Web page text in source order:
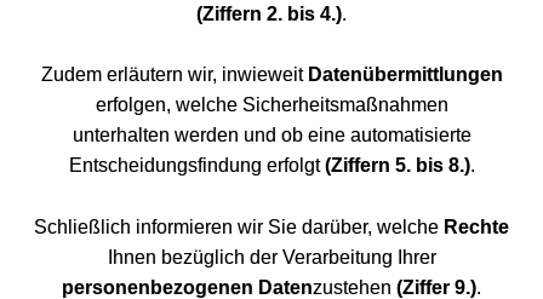
(Ziffern 2. bis 4.).
Zudem erläutern wir, inwieweit Datenübermittlungen
erfolgen, welche Sicherheitsmaßnahmen
unterhalten werden und ob eine automatisierte
Entscheidungsfindung erfolgt(Ziffern 5. bis 8.).
Schließlich informieren wir Sie darüber, welche Rechte
Ihnen bezüglich der Verarbeitung Ihrer
personenbezogenen Datenzustehen (Ziffer 9.).